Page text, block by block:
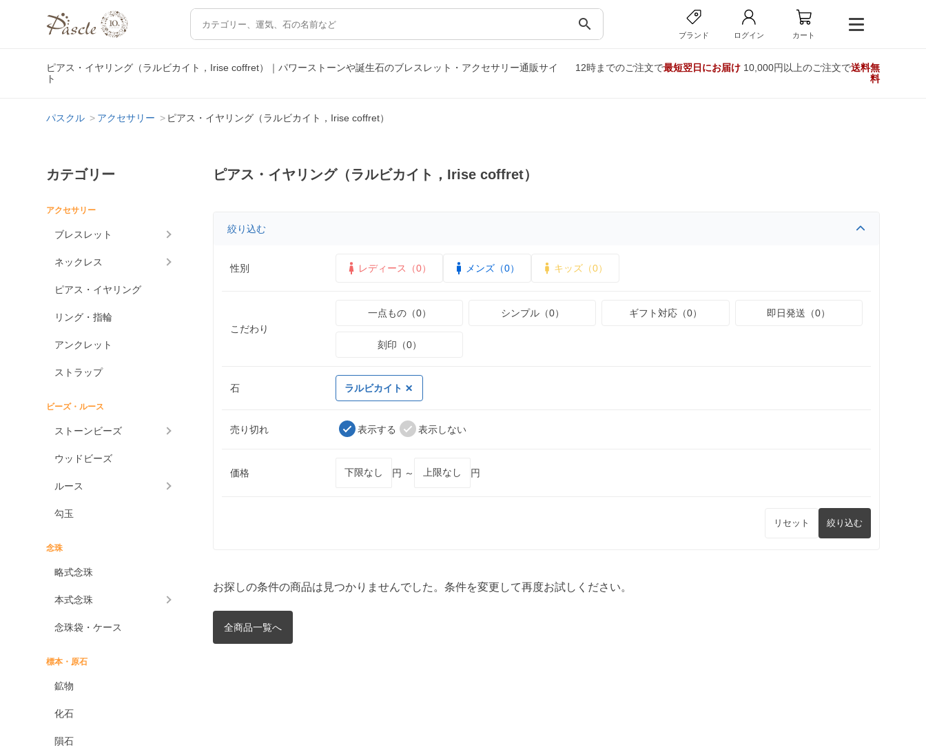
search
ブランド ログイン カート
ピアス・イヤリング（ラルビカイト，Irise coffret）｜パワーストーンや誕生石のブレスレット・アクセサリー通販サイ
ト
12時までのご注文で最短翌日にお届け10,000円以上のご注文で送料無
料
パスクル アクセサリー ピアス・イヤリング（ラルビカイト，Irise coffret）
カテゴリー
アクセサリー
ブレスレット
ネックレス
ピアス・イヤリング
リング・指輪
アンクレット
ストラップ
ビーズ・ルース
ストーンビーズ
ウッドビーズ
ルース
勾玉
念珠
略式念珠
本式念珠
念珠袋・ケース
標本・原石
鉱物
化石
隕石
ピアス・イヤリング（ラルビカイト，Irise coffret）
絞り込む
性別 レディース（0） メンズ（0） キッズ（0）
こだわり
一点もの（0） シンプル（0） ギフト対応（0） 即日発送（0）
刻印（0）
石 ラルビカイト
売り切れ 表示する 表示しない
価格 円 ～ 円
リセット 絞り込む
お探しの条件の商品は見つかりませんでした。条件を変更して再度お試しください。
全商品一覧へ